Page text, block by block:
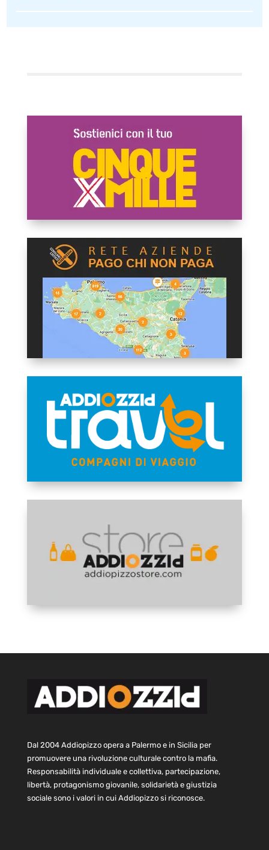
Dal 2004 Addiopizzo opera a Palermo e in Sicilia per
promuovere una rivoluzione culturale contro la mafia.
Responsabilità individuale e collettiva, partecipazione,
libertà, protagonismo giovanile, solidarietà e giustizia
sociale sono i valori in cui Addiopizzo si riconosce.